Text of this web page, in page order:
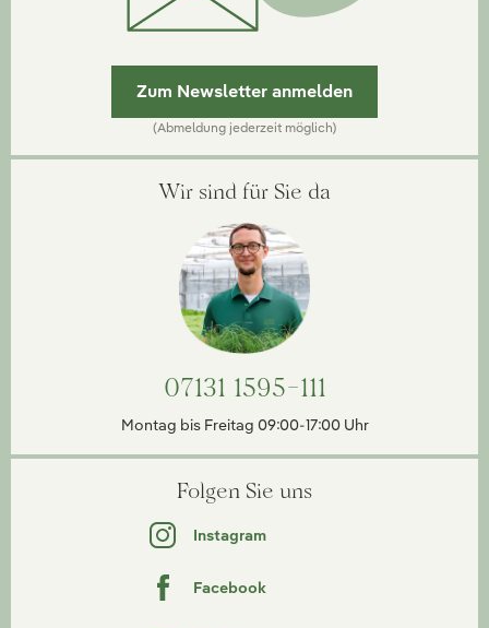
Zum Newsletter anmelden
(Abmeldung jederzeit möglich)
Wir sind für Sie da
07131 1595-111
Montag bis Freitag 09:00-17:00 Uhr
Folgen Sie uns
Instagram
Facebook